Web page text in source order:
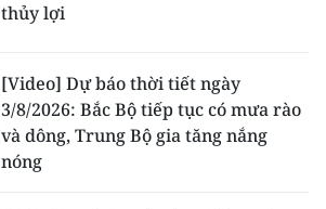
thủy lợi
[Video] Dự báo thời tiết ngày
3/8/2026: Bắc Bộ tiếp tục có mưa rào
và dông, Trung Bộ gia tăng nắng
nóng